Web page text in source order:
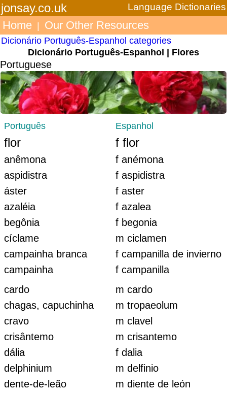
jonsay.co.uk Language Dictionaries
Home Our Other Resources
Dicionário Português-Espanhol categories
Dicionário Português-Espanhol | Flores
Portuguese
Português Espanhol
flor f flor
anêmona
f anémona
aspidistra
f aspidistra
áster
f aster
azaléia
f azalea
begônia
f begonia
cíclame
m ciclamen
campainha branca
f campanilla de invierno
campainha
f campanilla
cardo
m cardo
chagas, capuchinha
m tropaeolum
cravo
m clavel
crisântemo
m crisantemo
dália
f dalia
delphinium
m delfinio
dente-de-leão
m diente de león